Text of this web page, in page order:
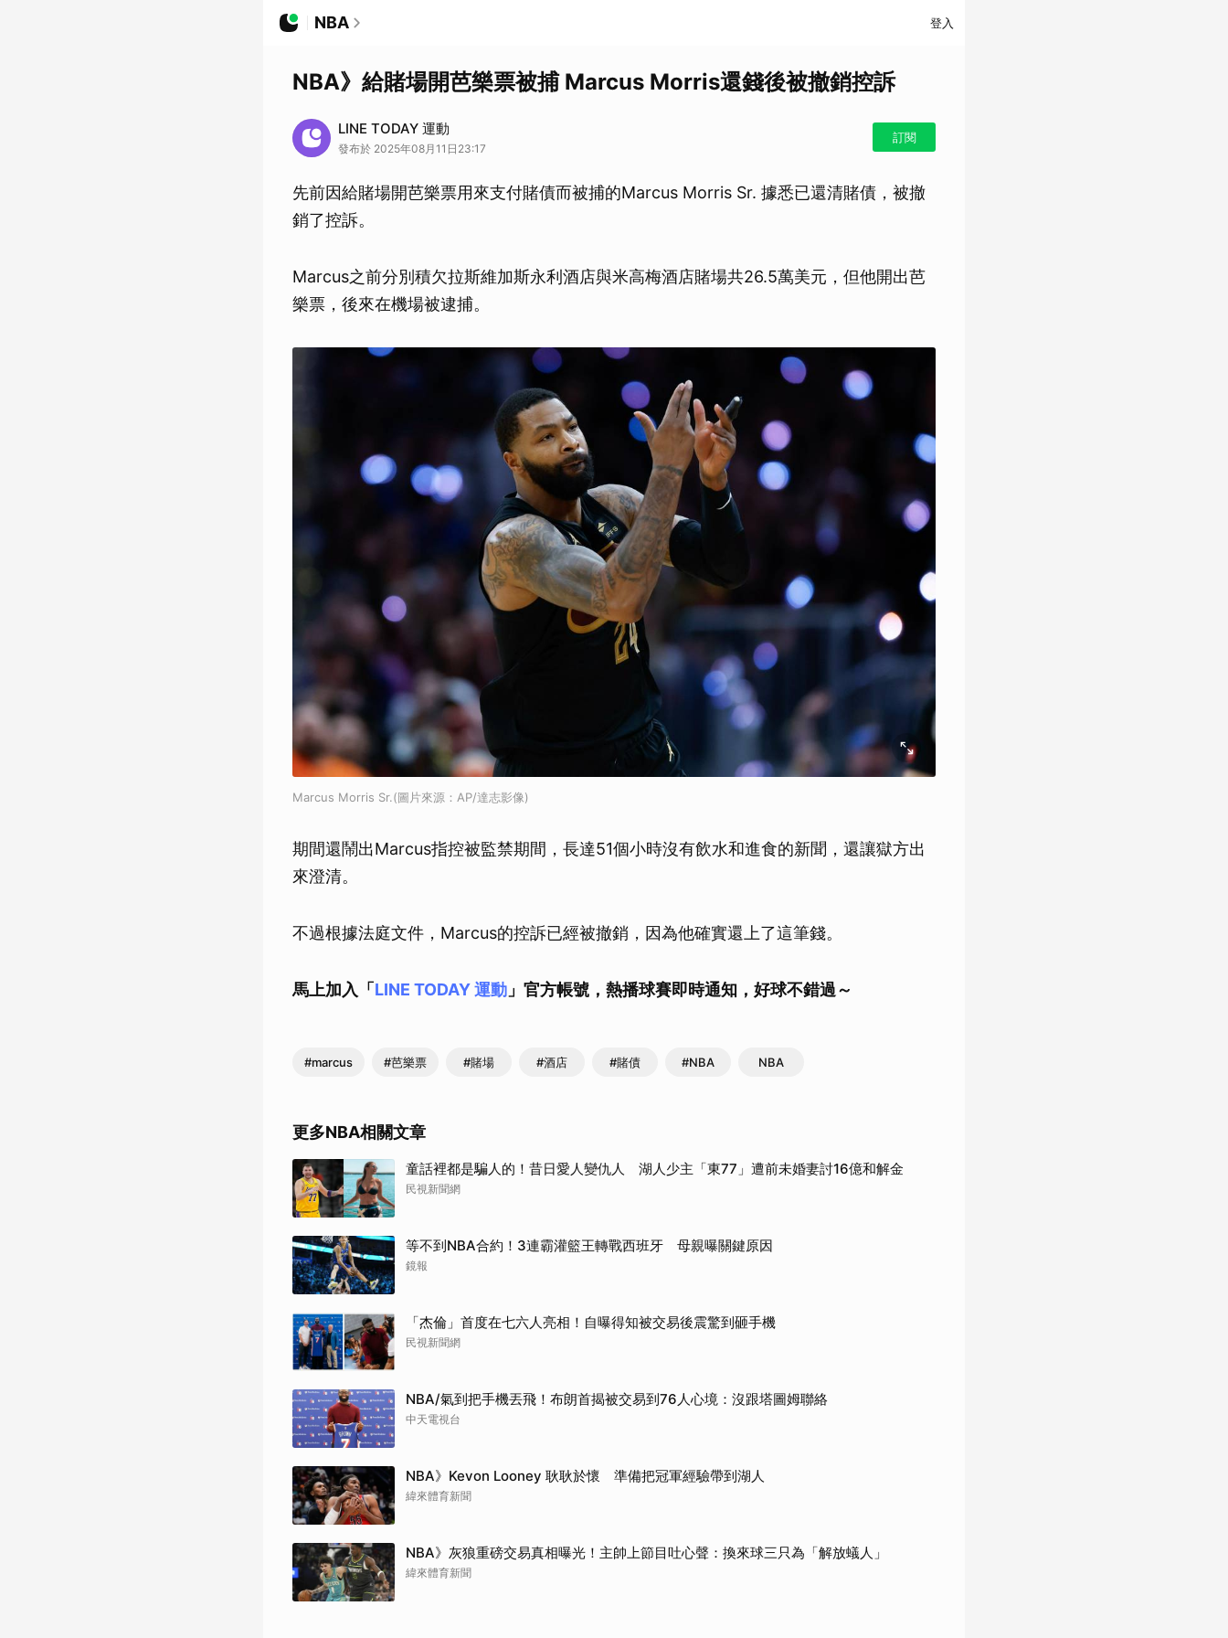
NBA 登入
NBA》給賭場開芭樂票被捕 Marcus Morris還錢後被撤銷控訴
LINE TODAY 運動
發布於 2025年08月11日23:17
訂閱
先前因給賭場開芭樂票用來支付賭債而被捕的Marcus Morris Sr. 據悉已還清賭債，被撤
銷了控訴。
Marcus之前分別積欠拉斯維加斯永利酒店與米高梅酒店賭場共26.5萬美元，但他開出芭
樂票，後來在機場被逮捕。
Marcus Morris Sr.(圖片來源：AP/達志影像)
期間還鬧出Marcus指控被監禁期間，長達51個小時沒有飲水和進食的新聞，還讓獄方出
來澄清。
不過根據法庭文件，Marcus的控訴已經被撤銷，因為他確實還上了這筆錢。
馬上加入「LINE TODAY 運動 」官方帳號，熱播球賽即時通知，好球不錯過～
#marcus #芭樂票 #賭場 #酒店 #賭債 #NBA NBA
更多NBA相關文章
童話裡都是騙人的！昔日愛人變仇人 湖人少主「東77」遭前未婚妻討16億和解金
民視新聞網
等不到NBA合約！3連霸灌籃王轉戰西班牙 母親曝關鍵原因
鏡報
「杰倫」首度在七六人亮相！自曝得知被交易後震驚到砸手機
民視新聞網
NBA/氣到把手機丟飛！布朗首揭被交易到76人心境：沒跟塔圖姆聯絡
中天電視台
NBA》Kevon Looney 耿耿於懷 準備把冠軍經驗帶到湖人
緯來體育新聞
NBA》灰狼重磅交易真相曝光！主帥上節目吐心聲：換來球三只為「解放蟻人」
緯來體育新聞